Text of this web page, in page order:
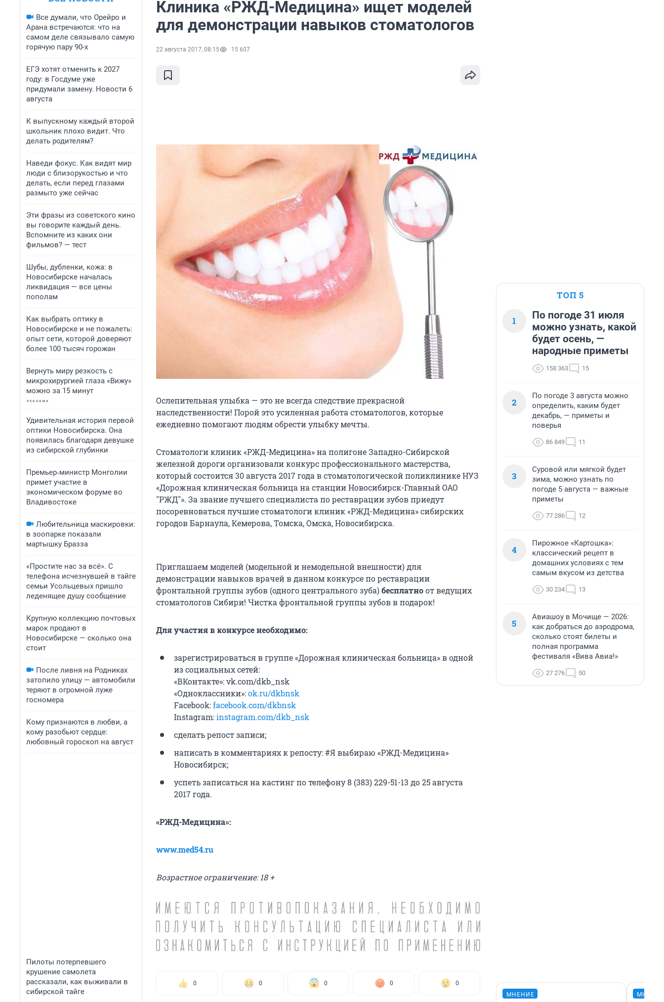
Все думали, что Орейро и
Арана встречаются: что на
самом деле связывало самую
горячую пару 90-х
ЕГЭ хотят отменить к 2027
году: в Госдуме уже
придумали замену. Новости 6
августа
К выпускному каждый второй
школьник плохо видит. Что
делать родителям?
Наведи фокус. Как видят мир
люди с близорукостью и что
делать, если перед глазами
размыто уже сейчас
Эти фразы из советского кино
вы говорите каждый день.
Вспомните из каких они
фильмов? — тест
Шубы, дубленки, кожа: в
Новосибирске началась
ликвидация — все цены
пополам
Как выбрать оптику в
Новосибирске и не пожалеть:
опыт сети, которой доверяют
более 100 тысяч горожан
Вернуть миру резкость с
микрохирургией глаза «Вижу»
можно за 15 минут
Удивительная история первой
оптики Новосибирска. Она
появилась благодаря девушке
из сибирской глубинки
Премьер‑министр Монголии
примет участие в
экономическом форуме во
Владивостоке
Любительница маскировки:
в зоопарке показали
мартышку Бразза
«Простите нас за всё». С
телефона исчезнувшей в тайге
семьи Усольцевых пришло
леденящее душу сообщение
Крупную коллекцию почтовых
марок продают в
Новосибирске — сколько она
стоит
После ливня на Родниках
затопило улицу — автомобили
теряют в огромной луже
госномера
Кому признаются в любви, а
кому разобьют сердце:
любовный гороскоп на август
Пилоты потерпевшего
крушение самолета
рассказали, как выживали в
сибирской тайге
Клиника «РЖД-Медицина» ищет моделей
для демонстрации навыков стоматологов
22 августа 2017, 08:15 15 607
Ослепительная улыбка — это не всегда следствие прекрасной
наследственности! Порой это усиленная работа стоматологов, которые
ежедневно помогают людям обрести улыбку мечты.
Стоматологи клиник «РЖД-Медицина» на полигоне Западно-Сибирской
железной дороги организовали конкурс профессионального мастерства,
который состоится 30 августа 2017 года в стоматологической поликлинике НУЗ
«Дорожная клиническая больница на станции Новосибирск-Главный ОАО
"РЖД"». За звание лучшего специалиста по реставрации зубов приедут
посоревноваться лучшие стоматологи клиник «РЖД-Медицина» сибирских
городов Барнаула, Кемерова, Томска, Омска, Новосибирска.
Приглашаем моделей (модельной и немодельной внешности) для
демонстрации навыков врачей в данном конкурсе по реставрации
фронтальной группы зубов (одного центрального зуба)бесплатноот ведущих
стоматологов Сибири! Чистка фронтальной группы зубов в подарок!
Для участия в конкурсе необходимо:
зарегистрироваться в группе «Дорожная клиническая больница» в одной
из социальных сетей:
«ВКонтакте»: vk.com/dkb_nsk
«Одноклассники»:ok.ru/dkbnsk
Facebook:facebook.com/dkbnsk
Instagram:instagram.com/dkb_nsk
сделать репост записи;
написать в комментариях к репосту: #Я выбираю «РЖД-Медицина»
Новосибирск;
успеть записаться на кастинг по телефону 8 (383) 229-51-13 до 25 августа
2017 года.
«РЖД-Медицина»:
www.med54.ru
Возрастное ограничение: 18 +
0 0 0 0 0
ТОП 5
1
По погоде 31 июля
можно узнать, какой
будет осень, —
народные приметы
158 363 15
2
По погоде 3 августа можно
определить, каким будет
декабрь, — приметы и
поверья
86 849 11
3
Суровой или мягкой будет
зима, можно узнать по
погоде 5 августа — важные
приметы
77 286 12
4
Пирожное «Картошка»:
классический рецепт в
домашних условиях с тем
самым вкусом из детства
30 234 13
5
Авиашоу в Мочище — 2026:
как добраться до аэродрома,
сколько стоят билеты и
полная программа
фестиваля «Вива Авиа!»
27 276 50
МНЕНИЕ